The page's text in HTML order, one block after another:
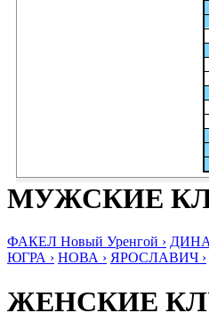
МУЖСКИЕ
ФАКЕЛ Новый Уренгой ›
ЮГРА › НОВА › ЯРОСЛАВИЧ ›
ЖЕНСКИЕ